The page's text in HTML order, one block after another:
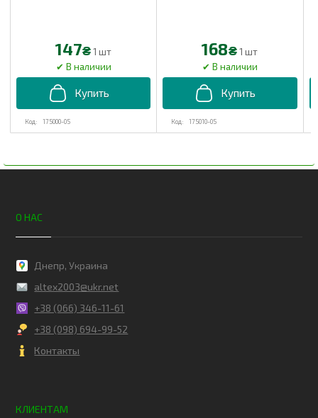
175000-05
147₴1 шт
175010-05
168₴ 1 шт
О НАС
Днепр, Украина
altex2003@ukr.net
+38 (066) 346-11-61
+38 (098) 694-99-52
Контакты
КЛИЕНТАМ